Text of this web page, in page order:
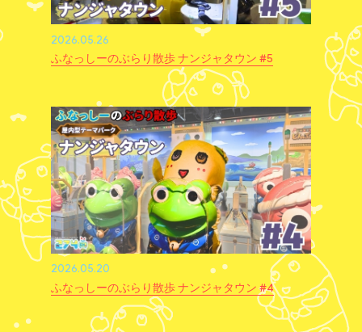
2026.05.26
ふなっしーのぶらり散歩 ナンジャタウン #5
2026.05.20
ふなっしーのぶらり散歩 ナンジャタウン #4